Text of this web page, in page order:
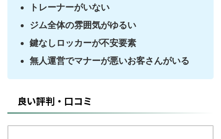
トレーナーがいない
ジム全体の雰囲気がゆるい
鍵なしロッカーが不安要素
無人運営でマナーが悪いお客さんがいる
良い評判・口コミ